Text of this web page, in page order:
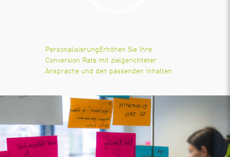
Personalisierung Erhöhen Sie Ihre
Conversion Rate mit zielgerichteter
Ansprache und den passenden Inhalten